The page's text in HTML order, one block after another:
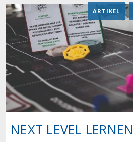
NEXT LEVEL LERNEN
ARTIKEL ,